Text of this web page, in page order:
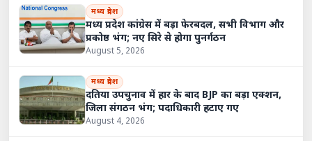
मध्य प्रदेश
मध्य प्रदेश कांग्रेस में बड़ा फेरबदल, सभी विभाग और
प्रकोष्ठ भंग; नए सिरे से होगा पुनर्गठन
August 5, 2026
मध्य प्रदेश
दतिया उपचुनाव में हार के बाद BJP का बड़ा एक्शन,
जिला संगठन भंग; पदाधिकारी हटाए गए
August 4, 2026